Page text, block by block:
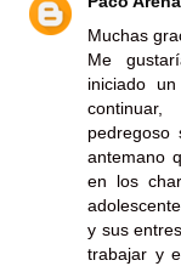
Muchas
Me
iniciado
pedregoso
antemano
en los
y sus
trabajar y